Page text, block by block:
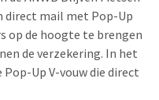
direct mail met Pop-Up
op de hoogte te brengen
de verzekering. In het
Up V-vouw die direct